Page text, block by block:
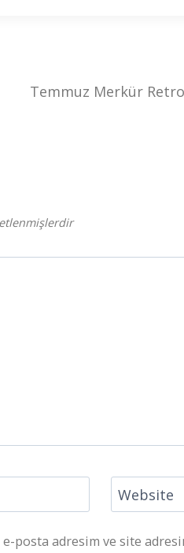
Temmuz Merkür
Website
posta adresim ve site